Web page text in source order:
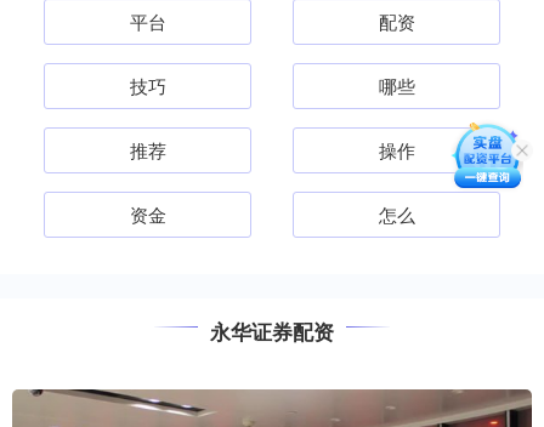
平台 配资
技巧 哪些
推荐 操作
资金 怎么
永华证券配资